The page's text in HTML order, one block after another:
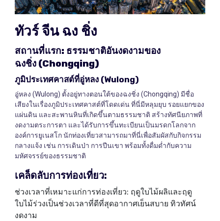
ทัวร์จีน ฉง ชิ่ง
สถานที่แรก: ธรรมชาติอันงดงามของ
ฉงชิ่ง (Chongqing)
ภูมิประเทศคาสต์ที่อู่หลง (Wulong)
อู่หลง (Wulong) ตั้งอยู่ทางตอนใต้ของฉงชิ่ง (Chongqing) มีชื่อ
เสียงในเรื่องภูมิประเทศคาสต์ที่โดดเด่น ที่นี่มีหลุมยุบ รอยแยกของ
แผ่นดิน และสะพานหินที่เกิดขึ้นตามธรรมชาติ สร้างทัศนียภาพที่
งดงามตระการตา และได้รับการขึ้นทะเบียนเป็นมรดกโลกจาก
องค์การยูเนสโก นักท่องเที่ยวสามารถมาที่นี่เพื่อสัมผัสกับกิจกรรม
กลางแจ้ง เช่น การเดินป่า การปีนเขา พร้อมทั้งดื่มด่ำกับความ
มหัศจรรย์ของธรรมชาติ
เคล็ดลับการท่องเที่ยว:
ช่วงเวลาที่เหมาะแก่การท่องเที่ยว: ฤดูใบไม้ผลิและฤดู
ใบไม้ร่วงเป็นช่วงเวลาที่ดีที่สุดอากาศเย็นสบาย ทิวทัศน์
งดงาม